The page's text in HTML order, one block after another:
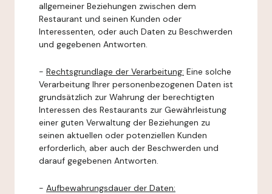
allgemeiner Beziehungen zwischen dem
Restaurant und seinen Kunden oder
Interessenten, oder auch Daten zu Beschwerden
und gegebenen Antworten.
- Rechtsgrundlage der Verarbeitung: Eine solche
Verarbeitung Ihrer personenbezogenen Daten ist
grundsätzlich zur Wahrung der berechtigten
Interessen des Restaurants zur Gewährleistung
einer guten Verwaltung der Beziehungen zu
seinen aktuellen oder potenziellen Kunden
erforderlich, aber auch der Beschwerden und
darauf gegebenen Antworten.
- Aufbewahrungsdauer der Daten: